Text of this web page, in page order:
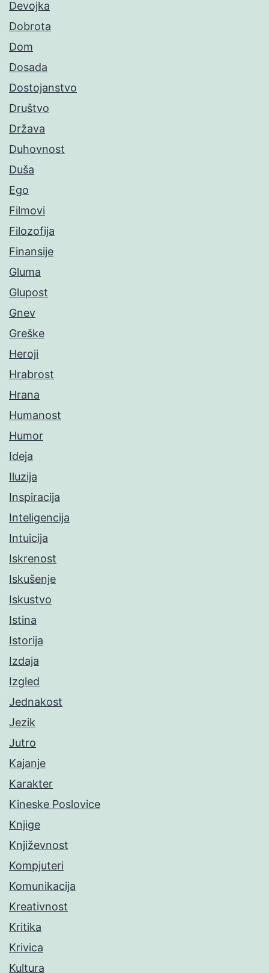
Devojka
Dobrota
Dom
Dosada
Dostojanstvo
Društvo
Država
Duhovnost
Duša
Ego
Filmovi
Filozofija
Finansije
Gluma
Glupost
Gnev
Greške
Heroji
Hrabrost
Hrana
Humanost
Humor
Ideja
Iluzija
Inspiracija
Inteligencija
Intuicija
Iskrenost
Iskušenje
Iskustvo
Istina
Istorija
Izdaja
Izgled
Jednakost
Jezik
Jutro
Kajanje
Karakter
Kineske Poslovice
Knjige
Književnost
Kompjuteri
Komunikacija
Kreativnost
Kritika
Krivica
Kultura